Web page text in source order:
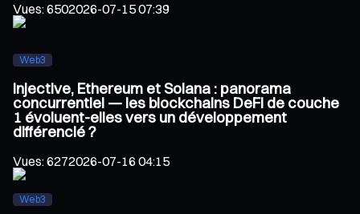
Vues:6502026-07-15 07:39
Web3
Injective, Ethereum et Solana : panorama
concurrentiel — les blockchains DeFi de couche
1 évoluent-elles vers un développement
différencié ?
Vues:6272026-07-16 04:15
Web3